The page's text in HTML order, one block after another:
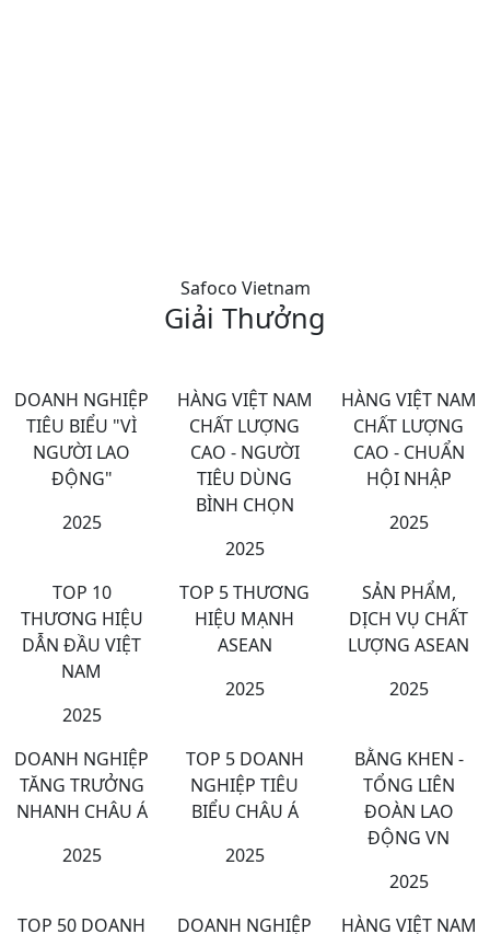
Safoco Vietnam
Giải Thưởng
DOANH NGHIỆP
TIÊU BIỂU "VÌ
NGƯỜI LAO
ĐỘNG"
2025
HÀNG VIỆT NAM
CHẤT LƯỢNG
CAO - NGƯỜI
TIÊU DÙNG
BÌNH CHỌN
2025
HÀNG VIỆT NAM
CHẤT LƯỢNG
CAO - CHUẨN
HỘI NHẬP
2025
TOP 10
THƯƠNG HIỆU
DẪN ĐẦU VIỆT
NAM
2025
TOP 5 THƯƠNG
HIỆU MẠNH
ASEAN
2025
SẢN PHẨM,
DỊCH VỤ CHẤT
LƯỢNG ASEAN
2025
DOANH NGHIỆP
TĂNG TRƯỞNG
NHANH CHÂU Á
2025
TOP 5 DOANH
NGHIỆP TIÊU
BIỂU CHÂU Á
2025
BẰNG KHEN -
TỔNG LIÊN
ĐOÀN LAO
ĐỘNG VN
2025
TOP 50 DOANH
DOANH NGHIỆP
HÀNG VIỆT NAM